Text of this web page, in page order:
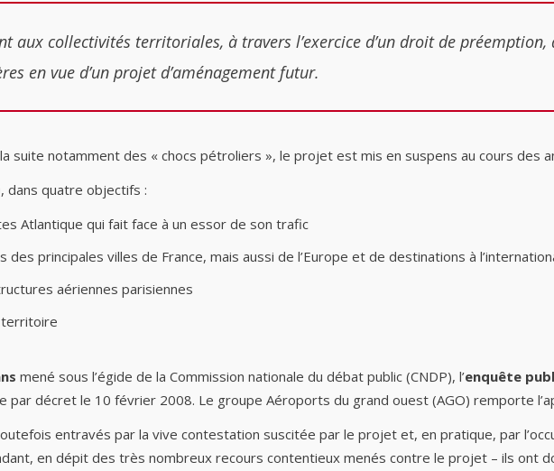
aux collectivités territoriales, à travers l’exercice d’un droit de préemption,
en vue d’un projet d’aménagement futur.
suite notamment des « chocs pétroliers », le projet est mis en suspens au cours des
dans quatre objectifs :
Atlantique qui fait face à un essor de son trafic
principales villes de France, mais aussi de l’Europe et de destinations à
aériennes parisiennes
territoire
mené sous l’égide de la Commission nationale du débat public (CNDP), l’enquête
par décret le 10 février 2008. Le groupe Aéroports du grand ouest (AGO) remporte
entravés par la vive contestation suscitée par le projet et, en pratique, par
en dépit des très nombreux recours contentieux menés contre le projet – ils ont